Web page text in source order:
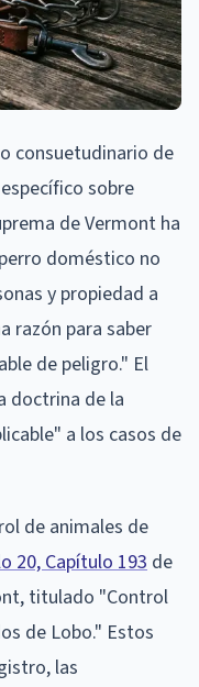
consuetudinario de
sobre
de Vermont ha
doméstico no
y propiedad a
razón para saber
de peligro." El
doctrina de la
a los casos de
de animales de
20, Capítulo 193 de
titulado "Control
de Lobo." Estos
las